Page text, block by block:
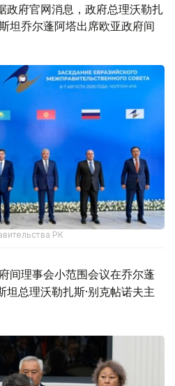
政府官网消息，政府总理沃勒扎
坦乔尔蓬阿塔出席欧亚政府间
РК
间理事会小范围会议在乔尔蓬
坦总理沃勒扎斯·别克帖诺夫主